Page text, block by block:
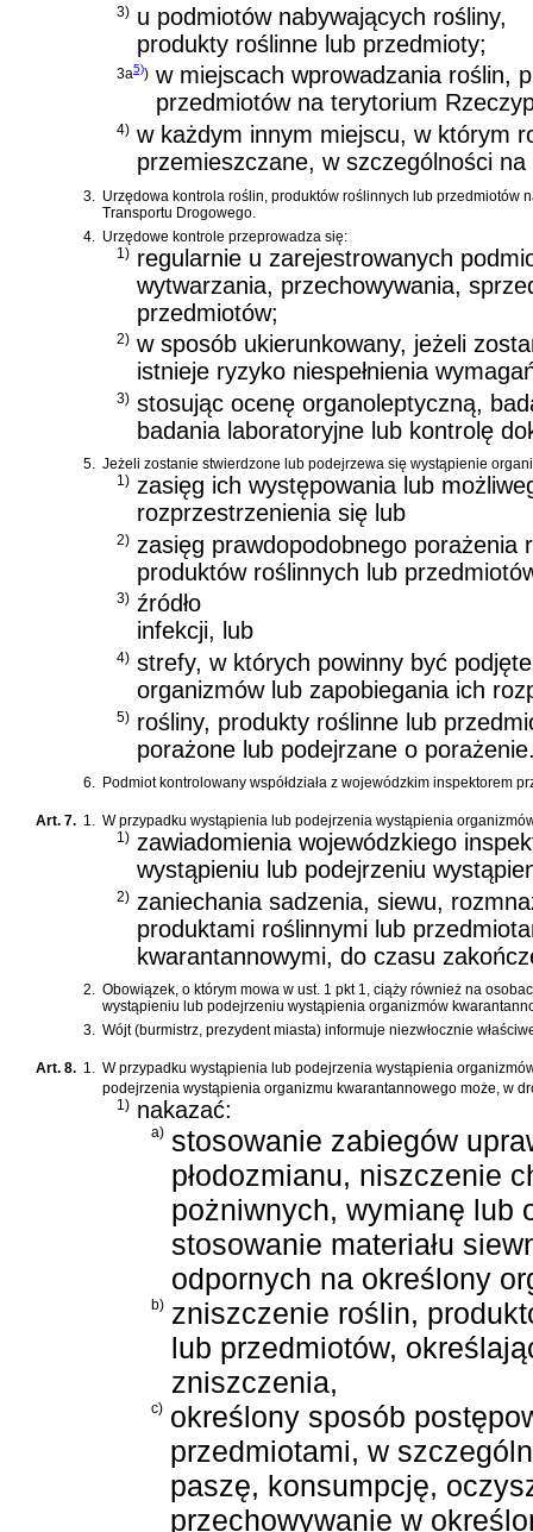
3) u podmiotów nabywających rośliny,
produkty roślinne lub przedmioty;
3a5)) w miejscach wprowadzania roślin,
przedmiotów na terytorium
4) w każdym innym miejscu, w którym
przemieszczane, w szczególności
3.
Urzędowa kontrola roślin, produktów roślinnych lub przedmiotów
Transportu Drogowego.
4.
Urzędowe kontrole przeprowadza się:
1) regularnie u zarejestrowanych
wytwarzania, przechowywania,
przedmiotów;
2) w sposób ukierunkowany, jeżeli
istnieje ryzyko niespełnienia
3) stosując ocenę organoleptyczną,
badania laboratoryjne lub kontrolę
5. Jeżeli zostanie stwierdzone lub podejrzewa się wystąpienie
1) zasięg ich występowania lub
rozprzestrzenienia się lub
2) zasięg prawdopodobnego porażenia
produktów roślinnych lub
3) źródło
infekcji, lub
4) strefy, w których powinny być
organizmów lub zapobiegania ich
5) rośliny, produkty roślinne lub
porażone lub podejrzane o
6. Podmiot kontrolowany współdziała z wojewódzkim inspektorem
Art. 7. 1. W przypadku wystąpienia lub podejrzenia wystąpienia
1) zawiadomienia wojewódzkiego
wystąpieniu lub podejrzeniu
2) zaniechania sadzenia, siewu,
produktami roślinnymi lub
kwarantannowymi, do czasu
2. Obowiązek, o którym mowa w ust. 1 pkt 1, ciąży również na
wystąpieniu lub podejrzeniu wystąpienia organizmów
3. Wójt (burmistrz, prezydent miasta) informuje niezwłocznie
Art. 8. 1. W przypadku wystąpienia lub podejrzenia wystąpienia
podejrzenia wystąpienia organizmu kwarantannowego może, w
1) nakazać:
a) stosowanie zabiegów
płodozmianu, niszczenie
pożniwnych, wymianę lub
stosowanie materiału
odpornych na określony
b) zniszczenie roślin,
lub przedmiotów,
zniszczenia,
c) określony sposób
przedmiotami, w
paszę, konsumpcję,
przechowywanie w